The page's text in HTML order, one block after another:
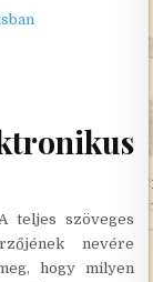
teljes szöveges
nevére
hogy milyen